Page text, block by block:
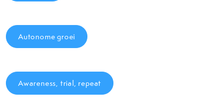
Autonome groei
Awareness, trial, repeat